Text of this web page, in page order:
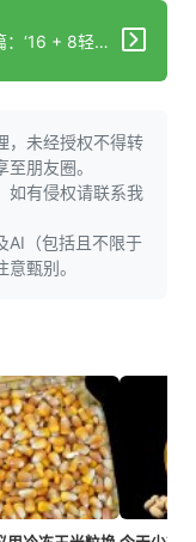
下一篇：‘16 + 8轻断食’真能减肥？小心心血管死亡风险飙升！
，未经授权不得转
朋友圈。
如有侵权请联系我
AI（包括且不限于
甄别。